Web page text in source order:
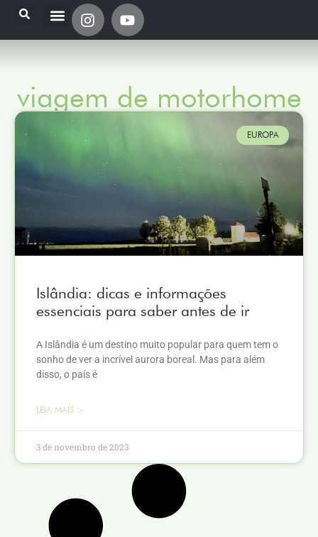
viagem de motorhome
EUROPA
Islândia: dicas e informações
essenciais para saber antes de ir
A Islândia é um destino muito popular para quem tem o
sonho de ver a incrível aurora boreal. Mas para além
disso, o país é
LEIA MAIS >
3 de novembro de 2023